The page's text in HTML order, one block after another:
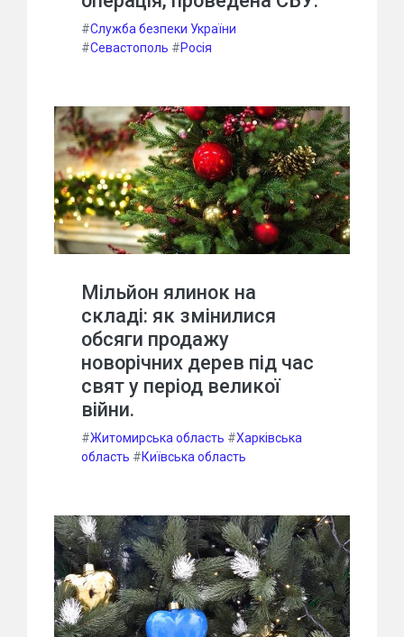
#Служба безпеки України
#Севастополь #Росія
Мільйон ялинок на
складі: як змінилися
обсяги продажу
новорічних дерев під час
свят у період великої
війни.
#Житомирська область #Харківська
область #Київська область